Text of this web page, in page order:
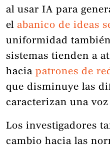
al usar IA para
el abanico de ideas
uniformidad
sistemas tienden a
hacia patrones de
que disminuye las
caracterizan una
Los investigadores
cambio hacia las